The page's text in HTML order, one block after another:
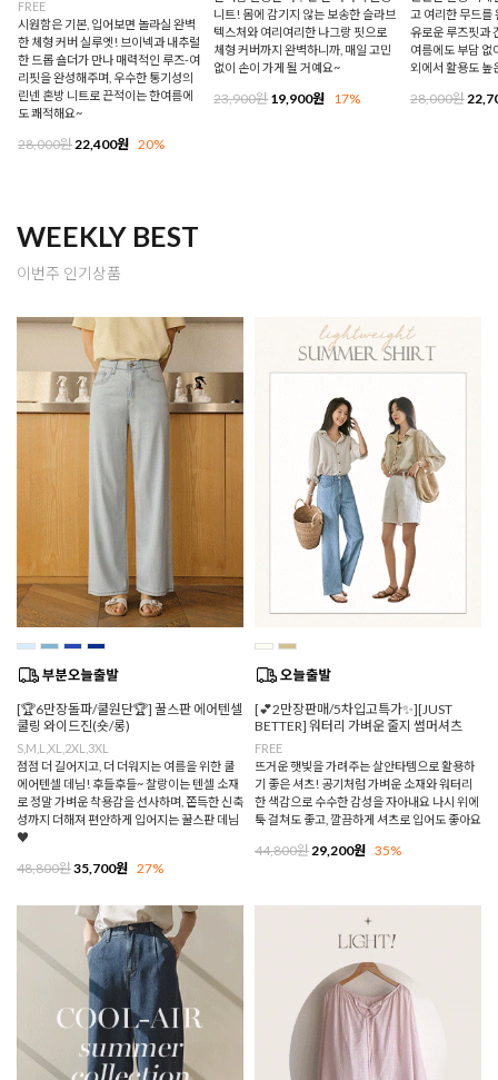
FREE
시원함은 기본, 입어보면 놀라실 완벽
한 체형 커버 실루엣! 브이넥과 내추럴
한 드롭 숄더가 만나 매력적인 루즈-여
리핏을 완성해주며, 우수한 통기성의
린넨 혼방 니트로 끈적이는 한여름에
도 쾌적해요~
28,000원22,400원 20%
니트! 몸에 감기지 않는 보송한 슬라브
텍스처와 여리여리한 나그랑 핏으로
체형 커버까지 완벽하니까, 매일 고민
없이 손이 가게 될 거예요~
23,900원19,900원 17%
고 여리한 무드를
유로운 루즈핏과
여름에도 부담 없
외에서 활용도 높
28,000원
WEEKLY BEST
이번주 인기상품
[🏆6만장돌파/쿨원단🏆] 꿀스판 에어텐셀
쿨링 와이드진(숏/롱)
S,M,L,XL,2XL,3XL
점점 더 길어지고, 더 더워지는 여름을 위한 쿨
에어텐셀 데님! 후들후들~ 찰랑이는 텐셀 소재
로 정말 가벼운 착용감을 선사하며, 쫀득한 신축
성까지 더해져 편안하게 입어지는 꿀스판 데님
♥
48,800원35,700원 27%
[💕2만장판매/5차입고특가✨][JUST
BETTER] 워터리 가벼운 줄지 썸머셔츠
FREE
뜨거운 햇빛을 가려주는 살안타템으로 활용하
기 좋은 셔츠! 공기처럼 가벼운 소재와 워터리
한 색감으로 수수한 감성을 자아내요 나시 위에
툭 걸쳐도 좋고, 깔끔하게 셔츠로 입어도 좋아요
44,800원29,200원 35%